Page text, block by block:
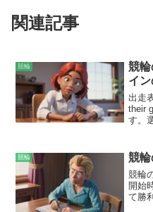
関連記事
競輪
競輪
イ
出走
their
す。
に、
てお
とが
を立
手や
競輪 競輪
競輪
開始
て勝